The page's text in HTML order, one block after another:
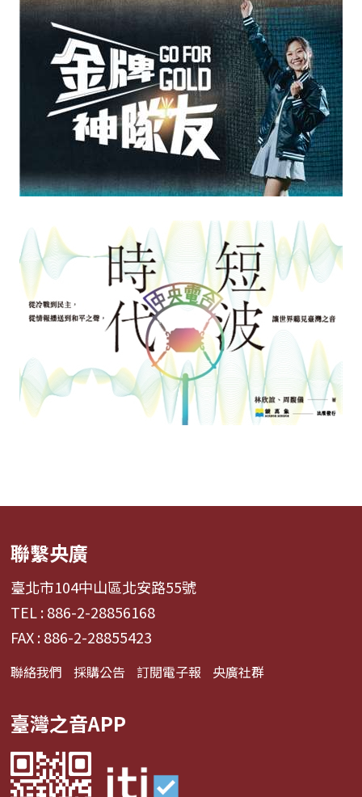
聯繫央廣
臺北市104中山區北安路55號
TEL : 886-2-28856168
FAX : 886-2-28855423
聯絡我們 採購公告 訂閱電子報 央廣社群
臺灣之音APP